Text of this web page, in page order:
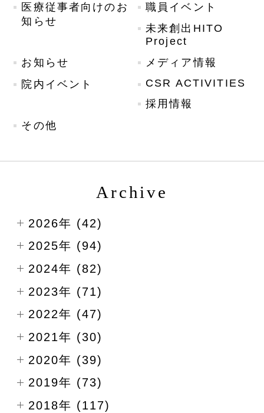
医療従事者向けのお
知らせ
職員イベント
未来創出HITO
Project
お知らせ
メディア情報
院内イベント
CSR ACTIVITIES
採用情報
その他
Archive
2026年 (42)
2025年 (94)
2024年 (82)
2023年 (71)
2022年 (47)
2021年 (30)
2020年 (39)
2019年 (73)
2018年 (117)